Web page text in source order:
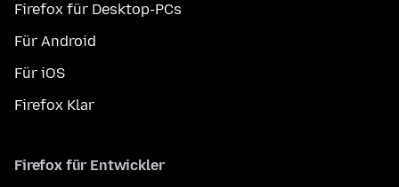
Firefox für Desktop-PCs
Für Android
Für iOS
Firefox Klar
Firefox für Entwickler